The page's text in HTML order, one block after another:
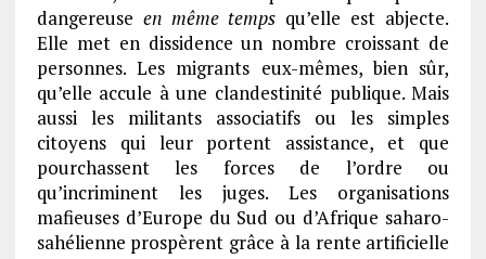
dangereuse en même temps qu’elle est abjecte.
Elle met en dissidence un nombre croissant de
personnes. Les migrants eux-mêmes, bien sûr,
qu’elle accule à une clandestinité publique. Mais
aussi les militants associatifs ou les simples
citoyens qui leur portent assistance, et que
pourchassent les forces de l’ordre ou
qu’incriminent les juges. Les organisations
mafieuses d’Europe du Sud ou d’Afrique saharo-
sahélienne prospèrent grâce à la rente artificielle